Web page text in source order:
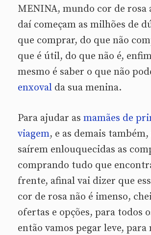
MENINA, mundo cor de rosa
daí começam as milhões de
que comprar, do que não
que é útil, do que não é,
mesmo é saber o que não
enxoval da sua menina.
Para ajudar as mamães de
viagem, e as demais
saírem enlouquecidas as
comprando tudo que
frente, afinal vai dizer que
cor de rosa não é imenso,
ofertas e opções, para todos
então vamos pegar leve, para